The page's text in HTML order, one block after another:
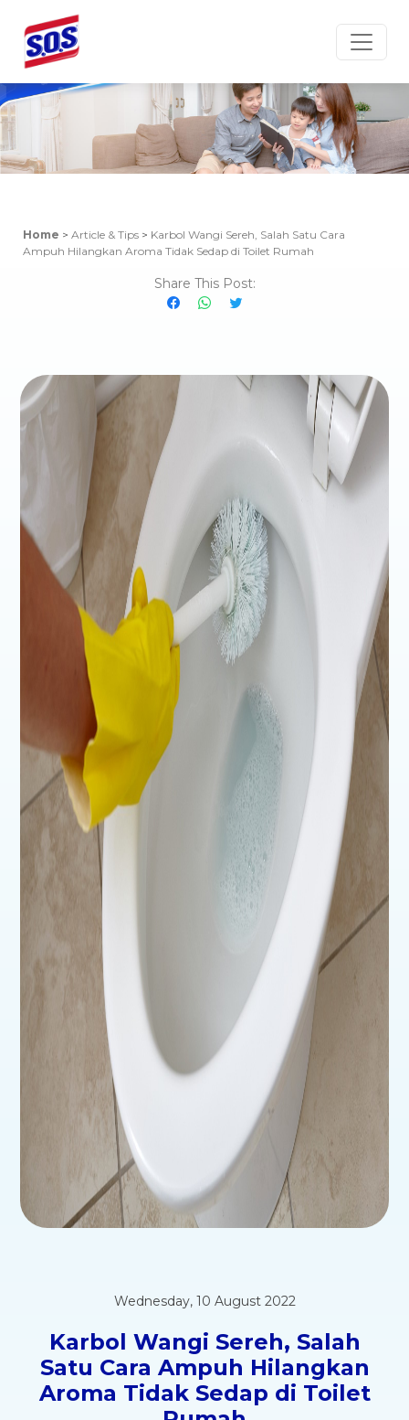
Home > Article & Tips > Karbol Wangi Sereh, Salah Satu Cara
Ampuh Hilangkan Aroma Tidak Sedap di Toilet Rumah
Share This Post:
Wednesday, 10 August 2022
Karbol Wangi Sereh, Salah
Satu Cara Ampuh Hilangkan
Aroma Tidak Sedap di Toilet